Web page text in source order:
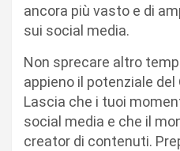
ancora più vasto e di
sui social media.
Non sprecare altro
appieno il potenziale del
Lascia che i tuoi
social media e che il
creator di contenuti.